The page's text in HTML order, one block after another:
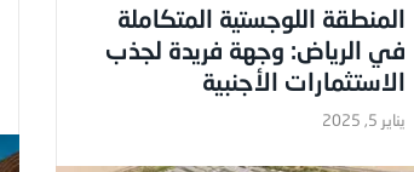
المنطقة اللوجستية المتكاملة
في الرياض: وجهة فريدة لجذب
الاستثمارات الأجنبية
يناير 5, 2025